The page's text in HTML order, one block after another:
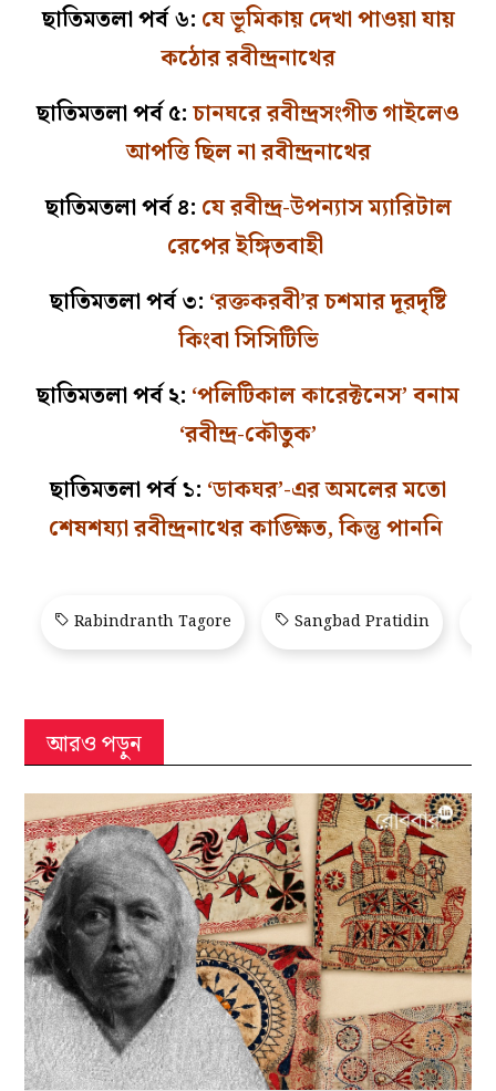
ছাতিমতলা পর্ব ৬: যে ভূমিকায় দেখা পাওয়া যায়
কঠোর রবীন্দ্রনাথের
ছাতিমতলা পর্ব ৫:চানঘরে রবীন্দ্রসংগীত গাইলেও
আপত্তি ছিল না রবীন্দ্রনাথের
ছাতিমতলা পর্ব ৪: যে রবীন্দ্র-উপন্যাস ম্যারিটাল
রেপের ইঙ্গিতবাহী
ছাতিমতলা পর্ব ৩: ‘রক্তকরবী’র চশমার দূরদৃষ্টি
কিংবা সিসিটিভি
ছাতিমতলা পর্ব ২: ‘পলিটিকাল কারেক্টনেস’ বনাম
‘রবীন্দ্র-কৌতুক’
ছাতিমতলা পর্ব ১: ‘ডাকঘর’-এর অমলের মতো
শেষশয্যা রবীন্দ্রনাথের কাঙ্ক্ষিত, কিন্তু পাননি
Rabindranth Tagore Sangbad Pratidin
আরও পড়ুন